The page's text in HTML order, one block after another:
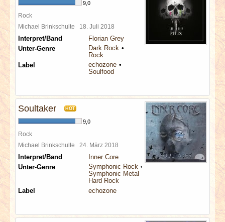
9,0
Rock
Michael Brinkschulte 18. Juli 2018
Interpret/Band
Florian Grey
Unter-Genre
Dark Rock
Rock
Label
echozone
Soulfood
Soultaker HOT
9,0
Rock
Michael Brinkschulte 24. März 2018
Interpret/Band
Inner Core
Unter-Genre
Symphonic Rock
Symphonic Metal
Hard Rock
Label
echozone